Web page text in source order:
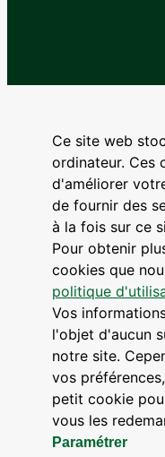
Ce site web
ordinateur. Ces
d'améliorer
de fournir des
à la fois sur ce
Pour obtenir
cookies que
politique
Vos
l'objet d'aucun
notre site.
vos
petit cookie
vous les
Paramétrer